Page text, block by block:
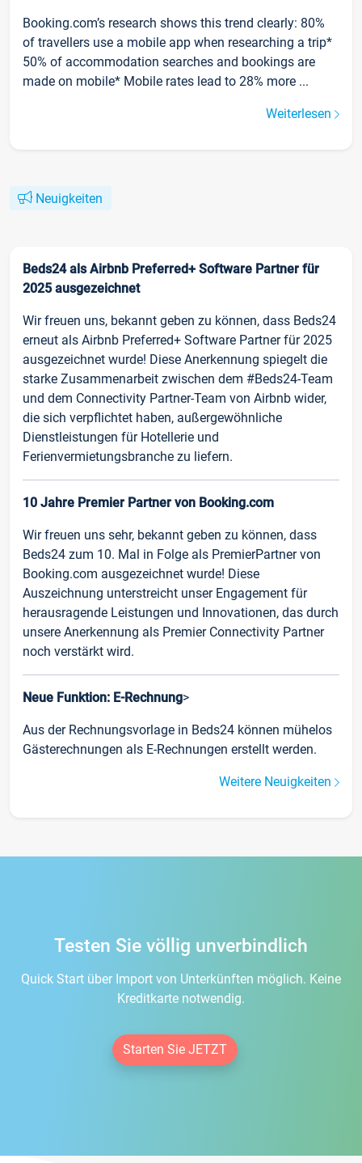
Booking.com’s research shows this trend clearly: 80%
of travellers use a mobile app when researching a trip*
50% of accommodation searches and bookings are
made on mobile* Mobile rates lead to 28% more ...
Weiterlesen
Neuigkeiten
Beds24 als Airbnb Preferred+ Software Partner für
2025 ausgezeichnet
Wir freuen uns, bekannt geben zu können, dass Beds24
erneut als Airbnb Preferred+ Software Partner für 2025
ausgezeichnet wurde! Diese Anerkennung spiegelt die
starke Zusammenarbeit zwischen dem #Beds24-Team
und dem Connectivity Partner-Team von Airbnb wider,
die sich verpflichtet haben, außergewöhnliche
Dienstleistungen für Hotellerie und
Ferienvermietungsbranche zu liefern.
10 Jahre Premier Partner von Booking.com
Wir freuen uns sehr, bekannt geben zu können, dass
Beds24 zum 10. Mal in Folge als PremierPartner von
Booking.com ausgezeichnet wurde! Diese
Auszeichnung unterstreicht unser Engagement für
herausragende Leistungen und Innovationen, das durch
unsere Anerkennung als Premier Connectivity Partner
noch verstärkt wird.
Neue Funktion: E-Rechnung>
Aus der Rechnungsvorlage in Beds24 können mühelos
Gästerechnungen als E-Rechnungen erstellt werden.
Weitere Neuigkeiten
Testen Sie völlig unverbindlich
Quick Start über Import von Unterkünften möglich. Keine
Kreditkarte notwendig.
Starten Sie JETZT